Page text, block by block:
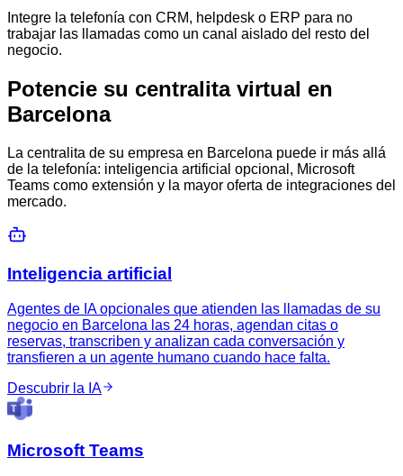
Integre la telefonía con CRM, helpdesk o ERP para no
trabajar las llamadas como un canal aislado del resto del
negocio.
Potencie su centralita virtual en
Barcelona
La centralita de su empresa en Barcelona puede ir más allá
de la telefonía: inteligencia artificial opcional, Microsoft
Teams como extensión y la mayor oferta de integraciones del
mercado.
Inteligencia artificial
Agentes de IA opcionales que atienden las llamadas de su
negocio en Barcelona las 24 horas, agendan citas o
reservas, transcriben y analizan cada conversación y
transfieren a un agente humano cuando hace falta.
Descubrir la IA
Microsoft Teams